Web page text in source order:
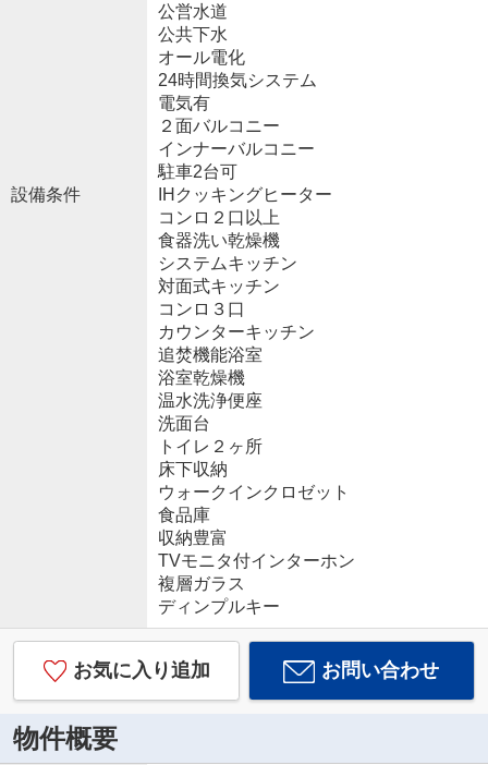
設備条件
公営水道
公共下水
オール電化
24時間換気システム
電気有
２面バルコニー
インナーバルコニー
駐車2台可
IHクッキングヒーター
コンロ２口以上
食器洗い乾燥機
システムキッチン
対面式キッチン
コンロ３口
カウンターキッチン
追焚機能浴室
浴室乾燥機
温水洗浄便座
洗面台
トイレ２ヶ所
床下収納
ウォークインクロゼット
食品庫
収納豊富
TVモニタ付インターホン
複層ガラス
ディンプルキー
お気に入り追加 お問い合わせ
物件概要